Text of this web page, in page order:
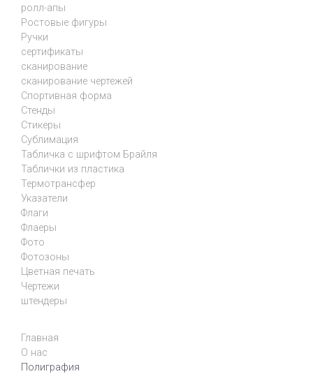
ролл-апы
Ростовые фигуры
Ручки
сертификаты
сканирование
сканирование чертежей
Спортивная форма
Стенды
Стикеры
Сублимация
Табличка с шрифтом Брайля
Таблички из пластика
Термотрансфер
Указатели
Флаги
Флаеры
Фото
Фотозоны
Цветная печать
Чертежи
штендеры
Главная
О нас
Полиграфия